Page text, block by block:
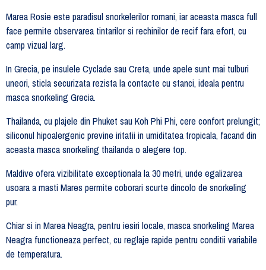
Marea Rosie este paradisul snorkelerilor romani, iar aceasta masca full
face permite observarea tintarilor si rechinilor de recif fara efort, cu
camp vizual larg.
In Grecia, pe insulele Cyclade sau Creta, unde apele sunt mai tulburi
uneori, sticla securizata rezista la contacte cu stanci, ideala pentru
masca snorkeling Grecia.
Thailanda, cu plajele din Phuket sau Koh Phi Phi, cere confort prelungit;
siliconul hipoalergenic previne iritatii in umiditatea tropicala, facand din
aceasta masca snorkeling thailanda o alegere top.
Maldive ofera vizibilitate exceptionala la 30 metri, unde egalizarea
usoara a masti Mares permite coborari scurte dincolo de snorkeling
pur.
Chiar si in Marea Neagra, pentru iesiri locale, masca snorkeling Marea
Neagra functioneaza perfect, cu reglaje rapide pentru conditii variabile
de temperatura.